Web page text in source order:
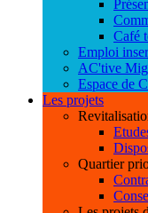
Café
Emploi
AC'tive
Espace de
Les projets
Quartier